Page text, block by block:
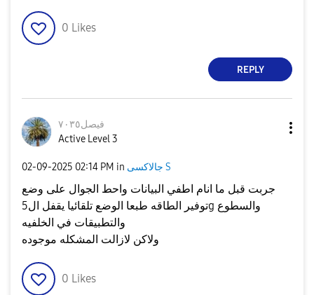
0 Likes
REPLY
فيصل٧٠٣٥
Active Level 3
‎02-09-2025 02:14 PM in جالاكسى S
جربت قبل ما انام اطفي البيانات واحط الجوال على وضع
توفير الطاقه طبعا الوضع تلقائيا يقفل ال5g والسطوع
والتطبيقات في الخلفيه
ولاكن لازالت المشكله موجوده
0 Likes